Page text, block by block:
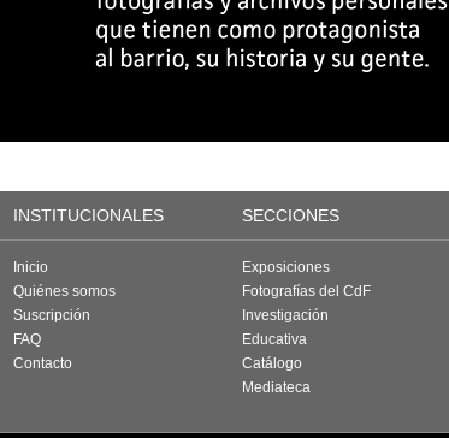
INSTITUCIONALES SECCIONES
Inicio
Quiénes somos
Suscripción
FAQ
Contacto
Exposiciones
Fotografías del CdF
Investigación
Educativa
Catálogo
Mediateca